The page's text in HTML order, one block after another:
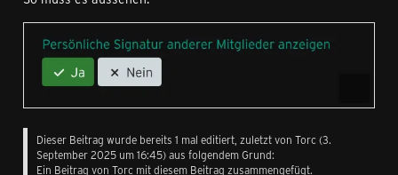
Dieser Beitrag wurde bereits 1 mal editiert, zuletzt von Torc (3.
September 2025 um 16:45) aus folgendem Grund:
Ein Beitrag von Torc mit diesem Beitrag zusammengefügt.